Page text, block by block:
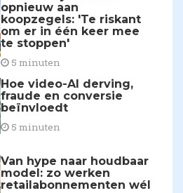
opnieuw aan
koopzegels: 'Te riskant
om er in één keer mee
te stoppen'
5 minuten
Hoe video-AI derving,
fraude en conversie
beïnvloedt
5 minuten
Van hype naar houdbaar
model: zo werken
retailabonnementen wél